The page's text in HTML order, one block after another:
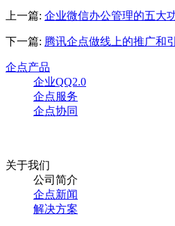
上一篇: 企业微信办公管理的五大
下一篇: 腾讯企点做线上的推广和
企点产品
企业QQ2.0
企点服务
企点协同
关于我们
公司简介
企点新闻
解决方案